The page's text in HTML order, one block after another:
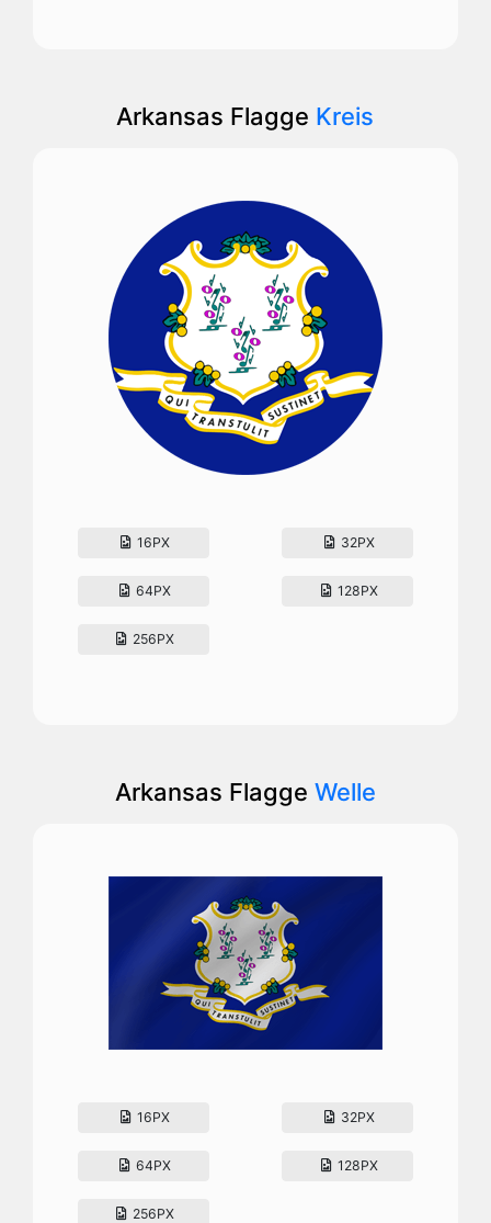
Arkansas Flagge Kreis
16PX 32PX
64PX 128PX
256PX
Arkansas Flagge Welle
16PX 32PX
64PX 128PX
256PX